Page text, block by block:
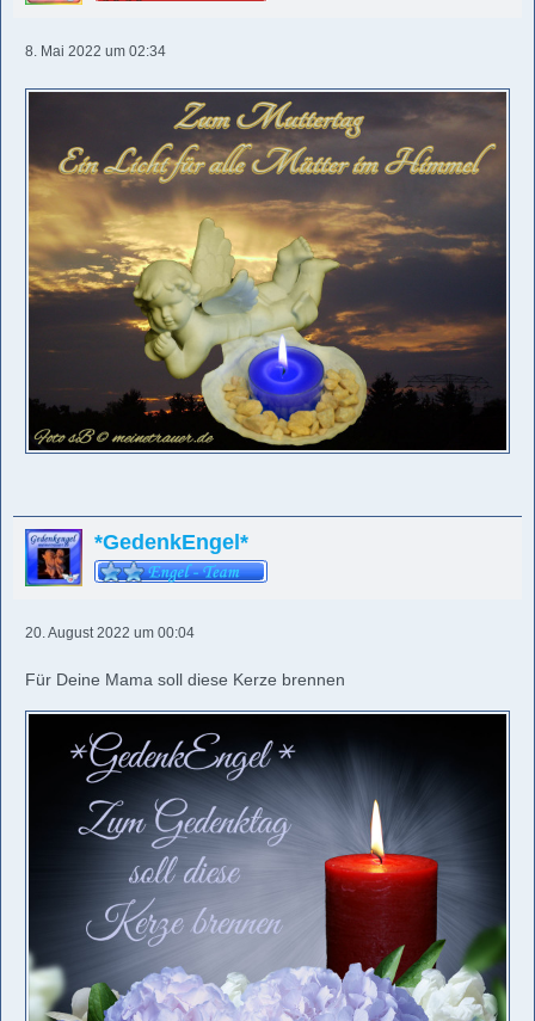
8. Mai 2022 um 02:34
*GedenkEngel*
20. August 2022 um 00:04
Für Deine Mama soll diese Kerze brennen